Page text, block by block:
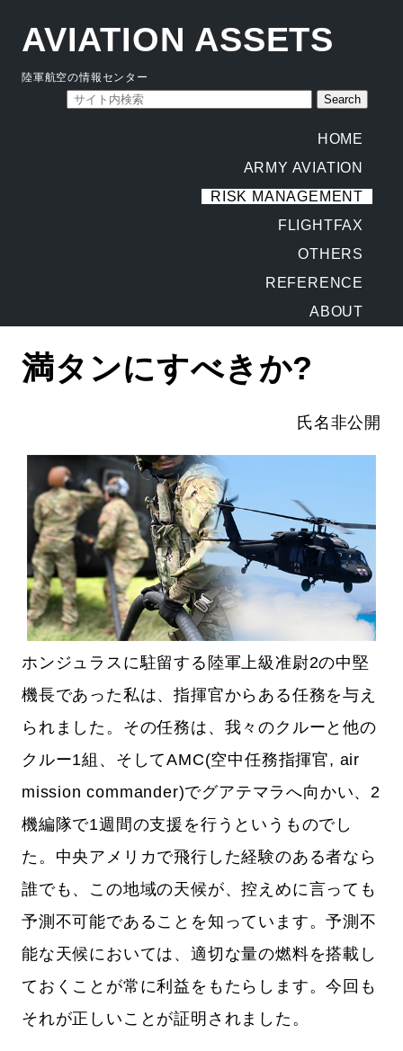
AVIATION ASSETS
陸軍航空の情報センター
HOME
ARMY AVIATION
RISK MANAGEMENT
FLIGHTFAX
OTHERS
REFERENCE
ABOUT
満タンにすべきか?
氏名非公開
ホンジュラスに駐留する陸軍上級准尉2の中堅
機長であった私は、指揮官からある任務を与え
られました。その任務は、我々のクルーと他の
クルー1組、そしてAMC(空中任務指揮官, air
mission commander)でグアテマラへ向かい、2
機編隊で1週間の支援を行うというものでし
た。中央アメリカで飛行した経験のある者なら
誰でも、この地域の天候が、控えめに言っても
予測不可能であることを知っています。予測不
能な天候においては、適切な量の燃料を搭載し
ておくことが常に利益をもたらします。今回も
それが正しいことが証明されました。